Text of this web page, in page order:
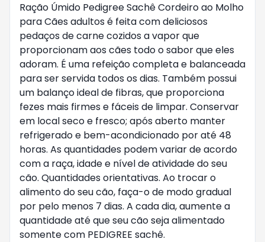
Ração Úmido Pedigree Sachê Cordeiro ao Molho
para Cães adultos é feita com deliciosos
pedaços de carne cozidos a vapor que
proporcionam aos cães todo o sabor que eles
adoram. É uma refeição completa e balanceada
para ser servida todos os dias. Também possui
um balanço ideal de fibras, que proporciona
fezes mais firmes e fáceis de limpar. Conservar
em local seco e fresco; após aberto manter
refrigerado e bem-acondicionado por até 48
horas. As quantidades podem variar de acordo
com a raça, idade e nível de atividade do seu
cão. Quantidades orientativas. Ao trocar o
alimento do seu cão, faça-o de modo gradual
por pelo menos 7 dias. A cada dia, aumente a
quantidade até que seu cão seja alimentado
somente com PEDIGREE sachê.